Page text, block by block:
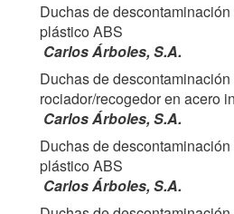
Duchas de descontaminación
plástico ABS
Carlos Árboles, S.A.
Duchas de
rociador/recogedor en acero
Carlos Árboles, S.A.
Duchas de descontaminación
plástico ABS
Carlos Árboles, S.A.